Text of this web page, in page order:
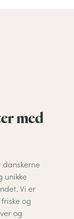
med
danskerne
unikke
Vi er
og
og